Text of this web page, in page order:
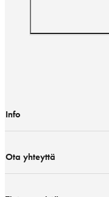
Info
Ota yhteyttä